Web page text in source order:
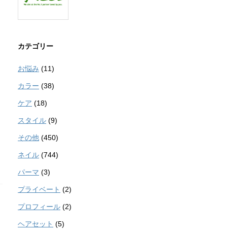
カテゴリー
お悩み (11)
カラー (38)
ケア (18)
スタイル (9)
その他 (450)
ネイル (744)
パーマ (3)
プライベート (2)
プロフィール (2)
ヘアセット (5)